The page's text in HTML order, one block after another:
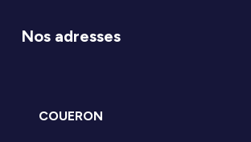
Nos adresses
COUERON